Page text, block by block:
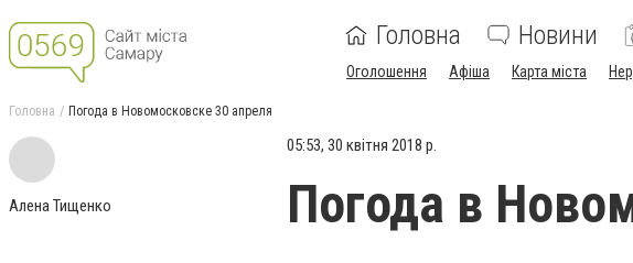
Головна Новини
Оголошення Афіша Карта міста
Головна Погода в Новомосковске 30 апреля
Алена Тищенко
05:53, 30 квітня 2018 р.
Погода в